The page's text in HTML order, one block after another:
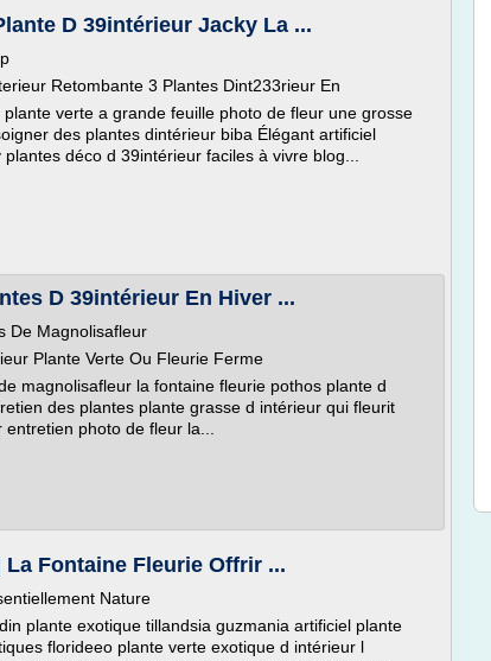
D 39intérieur Jacky La ...
Retombante 3 Plantes Dint233rieur En
verte a grande feuille photo de fleur une grosse
des plantes dintérieur biba Élégant artificiel
déco d 39intérieur faciles à vivre blog...
D 39intérieur En Hiver ...
De Magnolisafleur
Plante Verte Ou Fleurie Ferme
magnolisafleur la fontaine fleurie pothos plante d
des plantes plante grasse d intérieur qui fleurit
photo de fleur la...
Fontaine Fleurie Offrir ...
Nature
plante exotique tillandsia guzmania artificiel plante
florideeo plante verte exotique d intérieur l